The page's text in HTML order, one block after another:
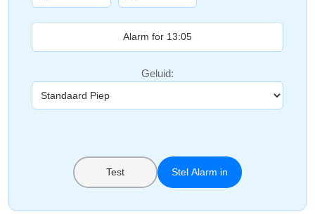
Geluid:
Test Stel Alarm in